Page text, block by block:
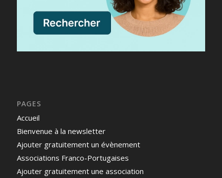
PAGES
Accueil
Bienvenue à la newsletter
Ajouter gratuitement un évènement
Associations Franco-Portugaises
Ajouter gratuitement une association